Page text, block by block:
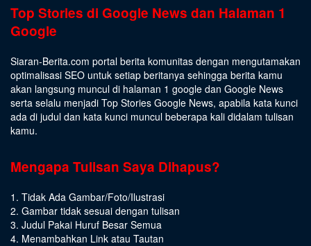
Top Stories di Google News dan Halaman 1
Google
Siaran-Berita.com portal berita komunitas dengan mengutamakan
optimalisasi SEO untuk setiap beritanya sehingga berita kamu
akan langsung muncul di halaman 1 google dan Google News
serta selalu menjadi Top Stories Google News, apabila kata kunci
ada di judul dan kata kunci muncul beberapa kali didalam tulisan
kamu.
Mengapa Tulisan Saya Dihapus?
1. Tidak Ada Gambar/Foto/Ilustrasi
2. Gambar tidak sesuai dengan tulisan
3. Judul Pakai Huruf Besar Semua
4. Menambahkan Link atau Tautan